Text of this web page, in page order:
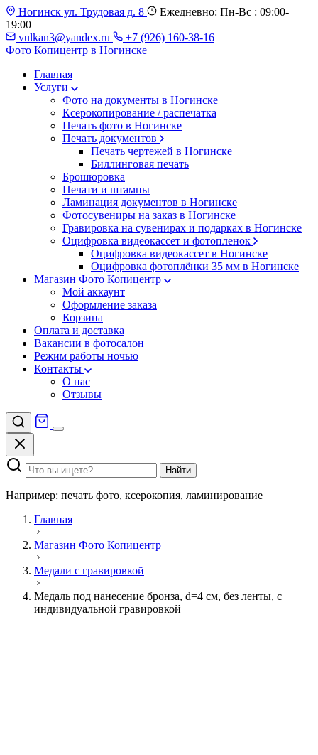
Ногинск ул. Трудовая д. 8
Ежедневно: Пн-Вс : 09:00-
19:00
vulkan3@yandex.ru
+7 (926) 160-38-16
Фото Копицентр в Ногинске
Главная
Услуги
Фото на документы в Ногинске
Ксерокопирование / распечатка
Печать фото в Ногинске
Печать документов
Печать чертежей в Ногинске
Биллинговая печать
Брошюровка
Печати и штампы
Ламинация документов в Ногинске
Фотосувениры на заказ в Ногинске
Гравировка на сувенирах и подарках в Ногинске
Оцифровка видеокассет и фотопленок
Оцифровка видеокассет в Ногинске
Оцифровка фотоплёнки 35 мм в Ногинске
Магазин Фото Копицентр
Мой аккаунт
Оформление заказа
Корзина
Оплата и доставка
Вакансии в фотосалон
Режим работы ночью
Контакты
О нас
Отзывы
Найти
Например: печать фото, ксерокопия, ламинирование
Главная
Магазин Фото Копицентр
Медали с гравировкой
Медаль под нанесение бронза, d=4 см, без ленты, с
индивидуальной гравировкой